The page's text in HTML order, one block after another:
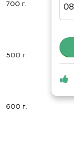
700 г.
500 г.
600 г.